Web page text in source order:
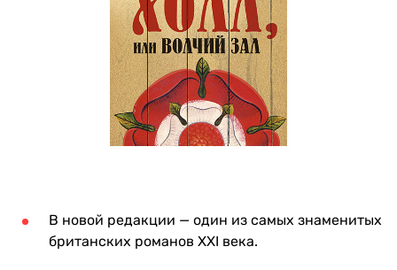
В новой редакции — один из самых знаменитых
британских романов XXI века.